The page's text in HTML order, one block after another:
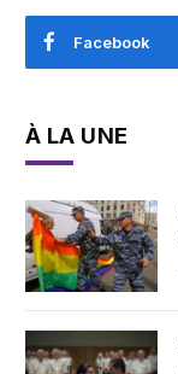
Facebook
À LA UNE